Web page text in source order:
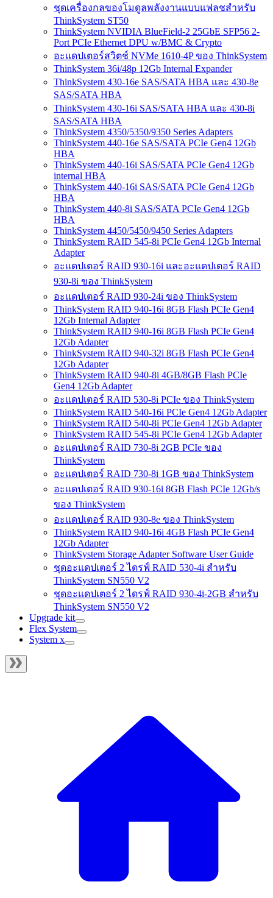
ชุดเครื่องกลของโมดูลพลังงานแบบแฟลชสำหรับ
ThinkSystem ST50
ThinkSystem NVIDIA BlueField-2 25GbE SFP56 2-
Port PCIe Ethernet DPU w/BMC & Crypto
อะแดปเตอร์สวิตช์ NVMe 1610-4P ของ ThinkSystem
ThinkSystem 36i/48p 12Gb Internal Expander
ThinkSystem 430-16e SAS/SATA HBA และ 430-8e
SAS/SATA HBA
ThinkSystem 430-16i SAS/SATA HBA และ 430-8i
SAS/SATA HBA
ThinkSystem 4350/5350/9350 Series Adapters
ThinkSystem 440-16e SAS/SATA PCIe Gen4 12Gb
HBA
ThinkSystem 440-16i SAS/SATA PCIe Gen4 12Gb
internal HBA
ThinkSystem 440-16i SAS/SATA PCIe Gen4 12Gb
HBA
ThinkSystem 440-8i SAS/SATA PCIe Gen4 12Gb
HBA
ThinkSystem 4450/5450/9450 Series Adapters
ThinkSystem RAID 545-8i PCIe Gen4 12Gb Internal
Adapter
อะแดปเตอร์ RAID 930-16i และอะแดปเตอร์ RAID
930-8i ของ ThinkSystem
อะแดปเตอร์ RAID 930-24i ของ ThinkSystem
ThinkSystem RAID 940-16i 8GB Flash PCIe Gen4
12Gb Internal Adapter
ThinkSystem RAID 940-16i 8GB Flash PCIe Gen4
12Gb Adapter
ThinkSystem RAID 940-32i 8GB Flash PCIe Gen4
12Gb Adapter
ThinkSystem RAID 940-8i 4GB/8GB Flash PCIe
Gen4 12Gb Adapter
อะแดปเตอร์ RAID 530-8i PCIe ของ ThinkSystem
ThinkSystem RAID 540-16i PCIe Gen4 12Gb Adapter
ThinkSystem RAID 540-8i PCIe Gen4 12Gb Adapter
ThinkSystem RAID 545-8i PCIe Gen4 12Gb Adapter
อะแดปเตอร์ RAID 730-8i 2GB PCIe ของ
ThinkSystem
อะแดปเตอร์ RAID 730-8i 1GB ของ ThinkSystem
อะแดปเตอร์ RAID 930-16i 8GB Flash PCIe 12Gb/s
ของ ThinkSystem
อะแดปเตอร์ RAID 930-8e ของ ThinkSystem
ThinkSystem RAID 940-16i 4GB Flash PCIe Gen4
12Gb Adapter
ThinkSystem Storage Adapter Software User Guide
ชุดอะแดปเตอร์ 2 ไดรฟ์ RAID 530-4i สำหรับ
ThinkSystem SN550 V2
ชุดอะแดปเตอร์ 2 ไดรฟ์ RAID 930-4i-2GB สำหรับ
ThinkSystem SN550 V2
Upgrade kit
Flex System
System x